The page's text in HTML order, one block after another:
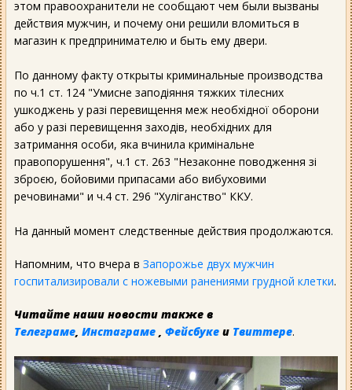
этом правоохранители не сообщают чем были вызваны
действия мужчин, и почему они решили вломиться в
магазин к предпринимателю и быть ему двери.
По данному факту открыты криминальные производства
по ч.1 ст. 124 "Умисне заподіяння тяжких тілесних
ушкоджень у разі перевищення меж необхідної оборони
або у разі перевищення заходів, необхідних для
затримання особи, яка вчинила кримінальне
правопорушення", ч.1 ст. 263 "Незаконне поводження зі
зброєю, бойовими припасами або вибуховими
речовинами" и ч.4 ст. 296 "Хуліганство" ККУ.
На данный момент следственные действия продолжаются.
Напомним, что вчера в Запорожье двух мужчин
госпитализировали с ножевыми ранениями грудной клетки.
Читайте наши новости также в
Телеграме Инстаграме Фейсбуке и Твиттере.